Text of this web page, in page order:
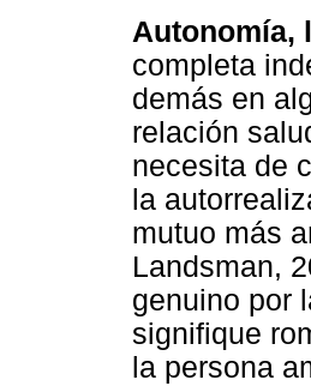
Autonomía,
completa
demás en
relación
necesita de
la
mutuo más
Landsman,
genuino por
signifique
la persona